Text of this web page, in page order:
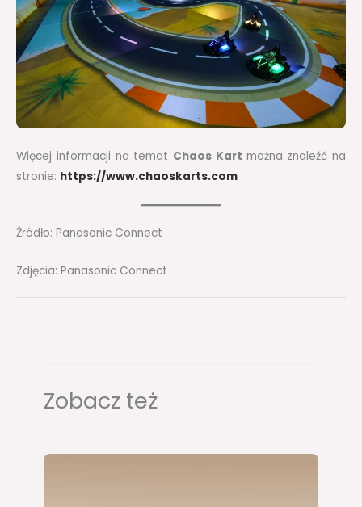
Więcej informacji na temat Chaos Kart można znaleźć na
stronie: https://www.chaoskarts.com
Źródło: Panasonic Connect
Zdjęcia: Panasonic Connect
Zobacz też